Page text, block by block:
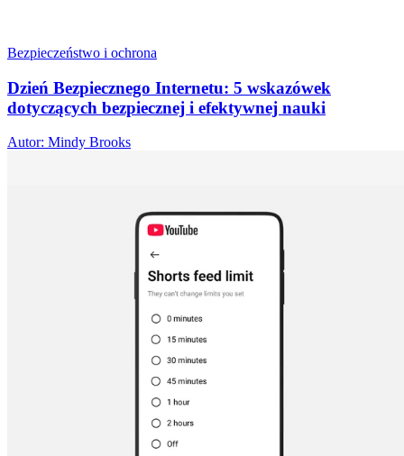
Bezpieczeństwo i ochrona
Dzień Bezpiecznego Internetu: 5 wskazówek
dotyczących bezpiecznej i efektywnej nauki
Autor: Mindy Brooks